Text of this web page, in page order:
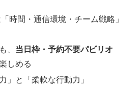
時間・通信環境・チーム戦略」
、 当日枠・予約不要パビリオ
しめる
」と「柔軟な行動力」